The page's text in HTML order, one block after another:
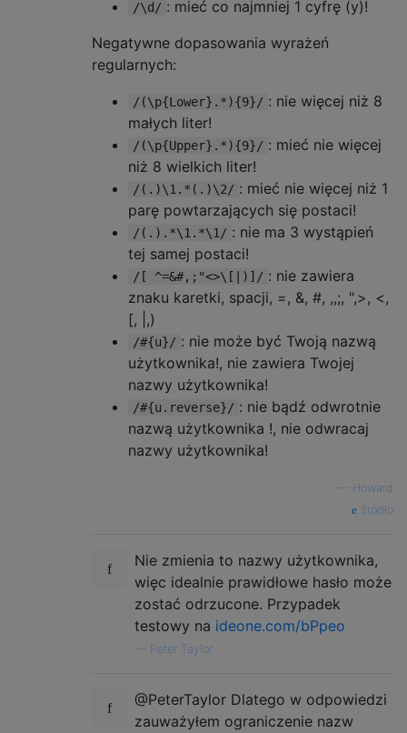
/\d/ : mieć co najmniej 1 cyfrę (y)!
Negatywne dopasowania wyrażeń
regularnych:
/(\p{Lower}.*){9}/ : nie więcej niż 8
małych liter!
/(\p{Upper}.*){9}/ : mieć nie więcej
niż 8 wielkich liter!
/(.)\1.*(.)\2/ : mieć nie więcej niż 1
parę powtarzających się postaci!
/(.).*\1.*\1/ : nie ma 3 wystąpień
tej samej postaci!
/[ ^=&#,;"<>\[|)]/ : nie zawiera
znaku karetki, spacji, =, &, #, ,,;, ",>, <,
[, |,)
/#{u}/ : nie może być Twoją nazwą
użytkownika!, nie zawiera Twojej
nazwy użytkownika!
/#{u.reverse}/ : nie bądź odwrotnie
nazwą użytkownika !, nie odwracaj
nazwy użytkownika!
Howard
źródło
Nie zmienia to nazwy użytkownika,
więc idealnie prawidłowe hasło może
zostać odrzucone. Przypadek
testowy na ideone.com/bPpeo
Peter Taylor
@PeterTaylor Dlatego w odpowiedzi
zauważyłem ograniczenie nazw